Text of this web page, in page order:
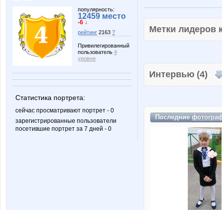
популярность:
12459 место
-6 ↓
рейтинг 2163 ?
Привилегированный
пользователь 4
уровня
Статистика портрета:
сейчас просматривают портрет - 0
зарегистрированные пользователи
посетившие портрет за 7 дней - 0
Метки
Интервью (4)
Последние